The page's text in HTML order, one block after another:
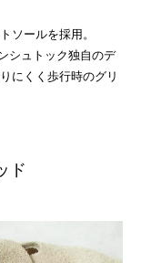
ソールを採用。
シュトック独自のデ
にくく歩行時のグリ
ド